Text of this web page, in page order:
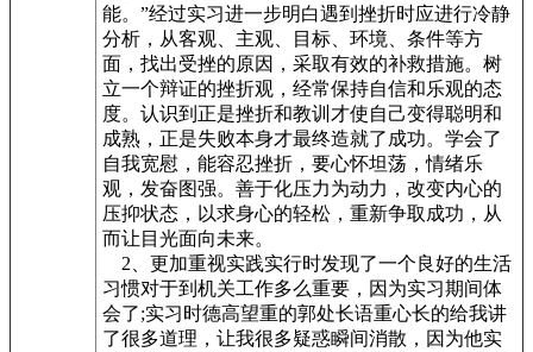
能。”经过实习进一步明白遇到挫折时应进行冷静
分析，从客观、主观、目标、环境、条件等方
面，找出受挫的原因，采取有效的补救措施。树
立一个辩证的挫折观，经常保持自信和乐观的态
度。认识到正是挫折和教训才使自己变得聪明和
成熟，正是失败本身才最终造就了成功。学会了
自我宽慰，能容忍挫折，要心怀坦荡，情绪乐
观，发奋图强。善于化压力为动力，改变内心的
压抑状态，以求身心的轻松，重新争取成功，从
而让目光面向未来。
2、更加重视实践实行时发现了一个良好的生活
习惯对于到机关工作多么重要，因为实习期间体
会了;实习时德高望重的郭处长语重心长的给我讲
了很多道理，让我很多疑惑瞬间消散，因为他实